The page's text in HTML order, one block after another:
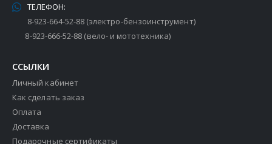
ТЕЛЕФОН:
8-923-664-52-88 (электро-бензоинструмент)
8-923-666-52-88 (вело- и мототехника)
ССЫЛКИ
Личный кабинет
Как сделать заказ
Оплата
Доставка
Подарочные сертификаты